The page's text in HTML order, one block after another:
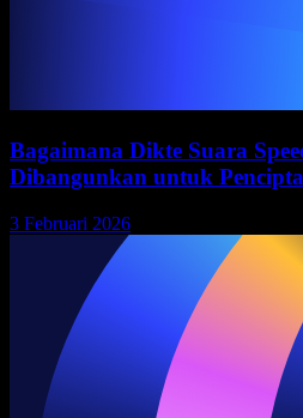
Bagaimana Dikte Suara
Dibangunkan untuk
3 Februari 2026